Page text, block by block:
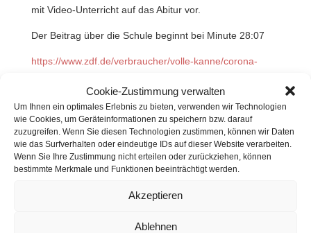
Cookie-Zustimmung verwalten
Um Ihnen ein optimales Erlebnis zu bieten, verwenden wir Technologien
wie Cookies, um Geräteinformationen zu speichern bzw. darauf
zuzugreifen. Wenn Sie diesen Technologien zustimmen, können wir Daten
wie das Surfverhalten oder eindeutige IDs auf dieser Website verarbeiten.
Wenn Sie Ihre Zustimmung nicht erteilen oder zurückziehen, können
bestimmte Merkmale und Funktionen beeinträchtigt werden.
Akzeptieren
Ablehnen
mit Video-Unterricht auf das Abitur vor.
Der Beitrag über die Schule beginnt bei Minute 28:07
https://www.zdf.de/verbraucher/volle-kanne/corona-
Darf gerne geteilt werden